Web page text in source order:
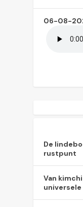
06-08-
De
rustpunt
Van